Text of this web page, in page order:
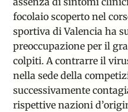
focolaio scoperto nel
sportiva di Valencia ha
preoccupazione per il
colpiti. A contrarre il
nella sede della
successivamente
rispettive nazioni